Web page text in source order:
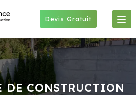
Devis Gratuit
DE CONSTRUCTION